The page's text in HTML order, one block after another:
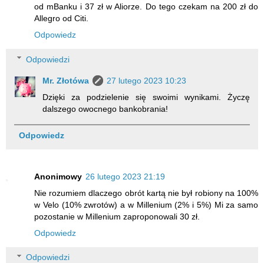
od mBanku i 37 zł w Aliorze. Do tego czekam na 200 zł do
Allegro od Citi.
Odpowiedz
Odpowiedzi
Mr. Złotówa
27 lutego 2023 10:23
Dzięki za podzielenie się swoimi wynikami. Życzę
dalszego owocnego bankobrania!
Odpowiedz
Anonimowy 26 lutego 2023 21:19
Nie rozumiem dlaczego obrót kartą nie był robiony na 100%
w Velo (10% zwrotów) a w Millenium (2% i 5%) Mi za samo
pozostanie w Millenium zaproponowali 30 zł.
Odpowiedz
Odpowiedzi